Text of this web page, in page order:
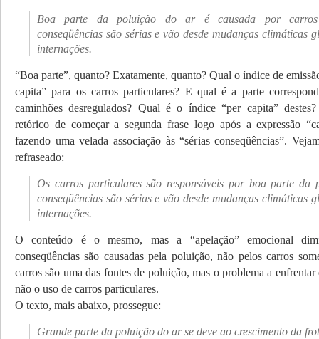
Boa parte da poluição do ar é causada por carros
conseqüências são sérias e vão desde mudanças climáticas
internações.
“Boa parte”, quanto? Exatamente, quanto? Qual o índice de
capita” para os carros particulares? E qual é a parte
caminhões desregulados? Qual é o índice “per capita”
retórico de começar a segunda frase logo após a expressão
fazendo uma velada associação às “sérias conseqüências”.
refraseado:
Os carros particulares são responsáveis por boa parte da
conseqüências são sérias e vão desde mudanças climáticas
internações.
O conteúdo é o mesmo, mas a “apelação” emocional
conseqüências são causadas pela poluição, não pelos carros
carros são uma das fontes de poluição, mas o problema a
não o uso de carros particulares.
O texto, mais abaixo, prossegue:
Grande parte da poluição do ar se deve ao crescimento da